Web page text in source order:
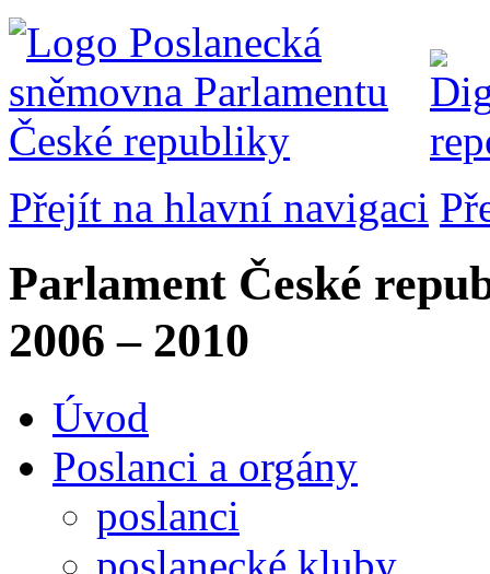
Přejít na hlavní navigaci
Parlament České
2006 – 2010
Úvod
Poslanci a orgány
poslanci
poslanecké kluby